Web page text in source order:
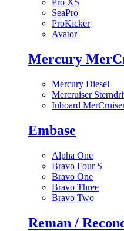
Pro XS
SeaPro
ProKicker
Avator
Mercury
Mercury Diesel
Mercruiser
Inboard
Embase
Alpha One
Bravo Four S
Bravo One
Bravo Three
Bravo Two
Reman /